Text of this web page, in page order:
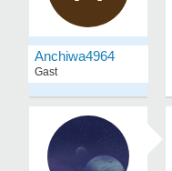
Anchiwa4964
Gast